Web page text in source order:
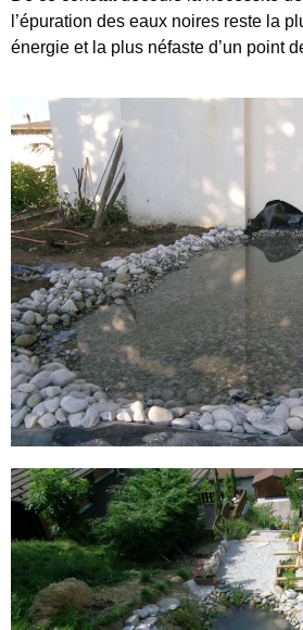
l’épuration des eaux noires reste la
énergie et la plus néfaste d’un point